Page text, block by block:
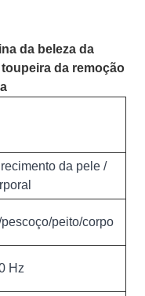
da beleza da
da remoção
da pele /
peito/corpo
Hz